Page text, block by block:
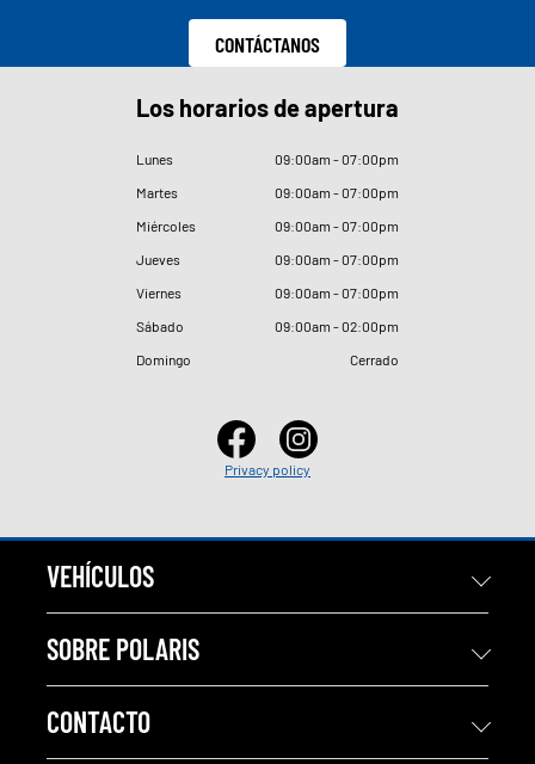
CONTÁCTANOS
Los horarios de apertura
Lunes 09:00am - 07:00pm
Martes
09:00am - 07:00pm
Miércoles
09:00am - 07:00pm
Jueves
09:00am - 07:00pm
Viernes
09:00am - 07:00pm
Sábado
09:00am - 02:00pm
Domingo
Cerrado
Privacy policy
VEHÍCULOS
SOBRE POLARIS
CONTACTO